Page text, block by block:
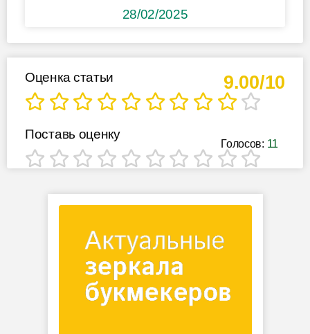
28/02/2025
9.00/10
Оценка статьи
Голосов: 11
Поставь оценку